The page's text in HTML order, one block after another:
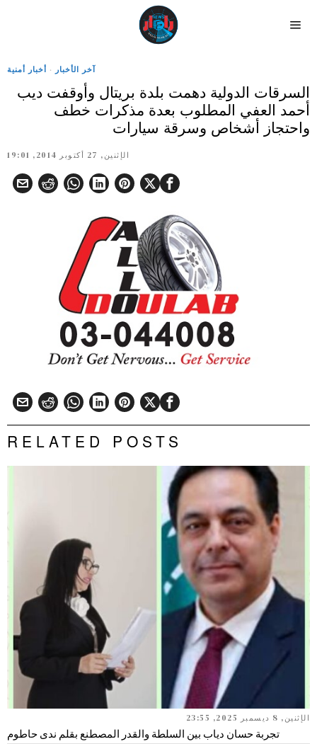
آخر الأخبار · أخبار أمنية
السرقات الدولية دهمت بلدة بريتال وأوقفت ديب
أحمد العفي المطلوب بعدة مذكرات خطف
واحتجاز أشخاص وسرقة سيارات
الإثنين, 27 أكتوبر 2014, 19:01
RELATED POSTS
الإثنين, 8 ديسمبر 2025, 23:55
تجربة حسان دياب بين السلطة والقدر المصطنع بقلم ندى حاطوم